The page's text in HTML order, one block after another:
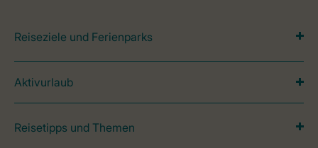
Reiseziele und Ferienparks
Aktivurlaub
Reisetipps und Themen